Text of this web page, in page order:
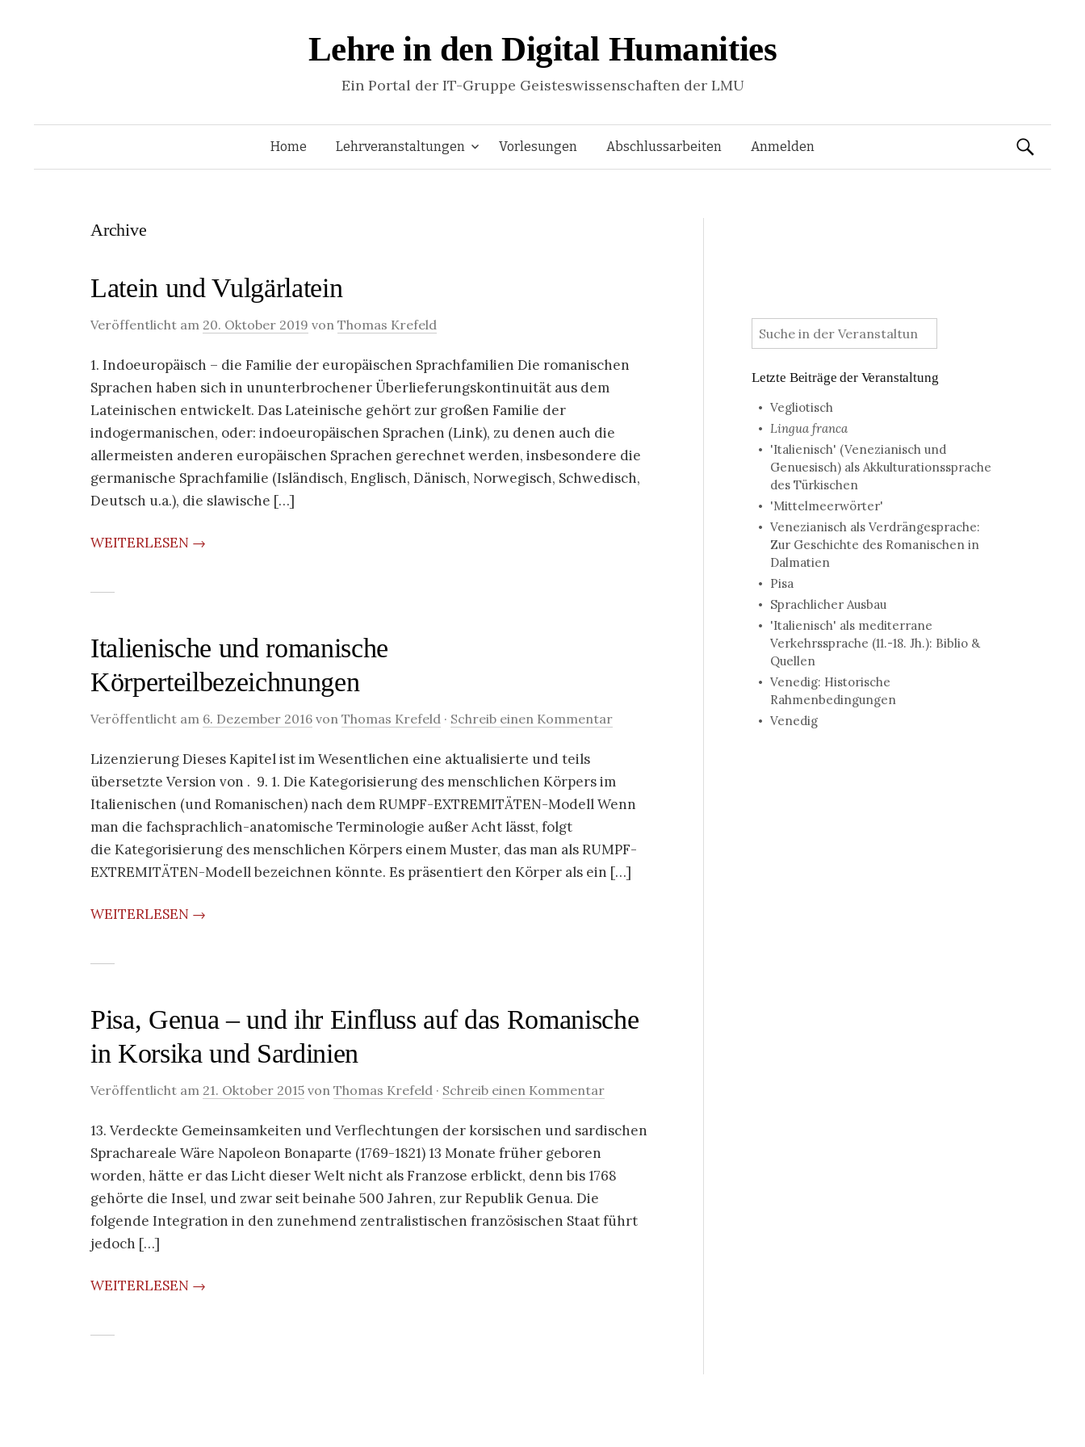
Lehre in den Digital Humanities
Ein Portal der IT-Gruppe Geisteswissenschaften der LMU
Springe
Home Lehrveranstaltungen Vorlesungen Abschlussarbeiten Anmelden Suchen
Archive
Latein und Vulgärlatein
Veröffentlicht am 20. Oktober 2019 von Thomas Krefeld
1. Indoeuropäisch – die Familie der europäischen Sprachfamilien Die romanischen
Sprachen haben sich in ununterbrochener Überlieferungskontinuität aus dem
Lateinischen entwickelt. Das Lateinische gehört zur großen Familie der
indogermanischen, oder: indoeuropäischen Sprachen (Link), zu denen auch die
allermeisten anderen europäischen Sprachen gerechnet werden, insbesondere die
germanische Sprachfamilie (Isländisch, Englisch, Dänisch, Norwegisch, Schwedisch,
Deutsch u.a.), die slawische […]
WEITERLESEN →
Italienische und romanische
Körperteilbezeichnungen
Veröffentlicht am 6. Dezember 2016 von Thomas Krefeld · Schreib einen Kommentar
Lizenzierung Dieses Kapitel ist im Wesentlichen eine aktualisierte und teils
übersetzte Version von . 9. 1. Die Kategorisierung des menschlichen Körpers im
Italienischen (und Romanischen) nach dem RUMPF-EXTREMITÄTEN-Modell Wenn
man die fachsprachlich-anatomische Terminologie außer Acht lässt, folgt
die Kategorisierung des menschlichen Körpers einem Muster, das man als RUMPF-
EXTREMITÄTEN-Modell bezeichnen könnte. Es präsentiert den Körper als ein […]
WEITERLESEN →
Pisa, Genua – und ihr Einfluss auf das Romanische
in Korsika und Sardinien
Veröffentlicht am 21. Oktober 2015 von Thomas Krefeld · Schreib einen Kommentar
13. Verdeckte Gemeinsamkeiten und Verflechtungen der korsischen und sardischen
Sprachareale Wäre Napoleon Bonaparte (1769-1821) 13 Monate früher geboren
worden, hätte er das Licht dieser Welt nicht als Franzose erblickt, denn bis 1768
gehörte die Insel, und zwar seit beinahe 500 Jahren, zur Republik Genua. Die
folgende Integration in den zunehmend zentralistischen französischen Staat führt
jedoch […]
WEITERLESEN →
:
Letzte Beiträge der Veranstaltung
Vegliotisch
Lingua franca
'Italienisch' (Venezianisch und
Genuesisch) als Akkulturationssprache
des Türkischen
'Mittelmeerwörter'
Venezianisch als Verdrängesprache:
Zur Geschichte des Romanischen in
Dalmatien
Pisa
Sprachlicher Ausbau
'Italienisch' als mediterrane
Verkehrssprache (11.-18. Jh.): Biblio &
Quellen
Venedig: Historische
Rahmenbedingungen
Venedig